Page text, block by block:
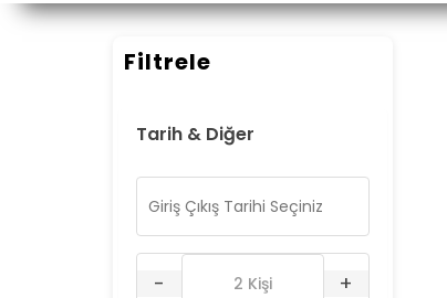
Filtrele
Tarih & Diğer
- +